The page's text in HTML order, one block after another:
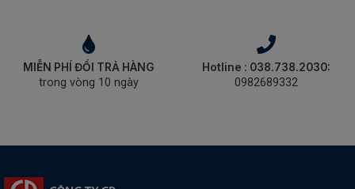
MIỄN PHÍ ĐỔI TRẢ HÀNG
trong vòng 10 ngày
Hotline : 038.738.2030:
0982689332